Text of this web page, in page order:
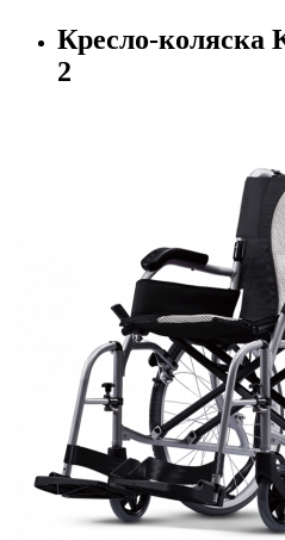
Кресло-коляска
2